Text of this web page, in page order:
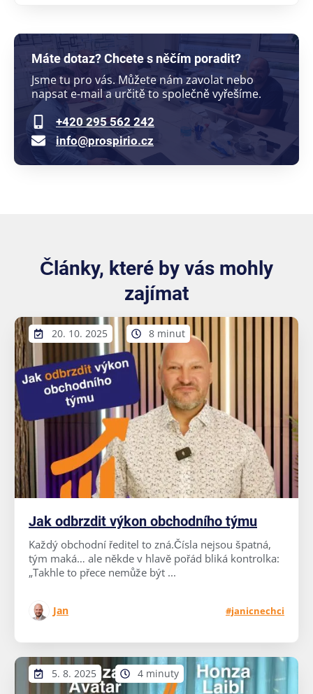
Máte dotaz? Chcete s něčím poradit?
Jsme tu pro vás. Můžete nám zavolat nebo
napsat e-mail a určitě to společně vyřešíme.
+420 295 562 242
info@prospirio.cz
Články, které by vás mohly
zajímat
20. 10. 2025 8 minut
Jak odbrzdit výkon obchodního týmu
Každý obchodní ředitel to zná.Čísla nejsou špatná,
tým maká… ale někde v hlavě pořád bliká kontrolka:
„Takhle to přece nemůže být ...
Jan #janicnechci
5. 8. 2025 4 minuty